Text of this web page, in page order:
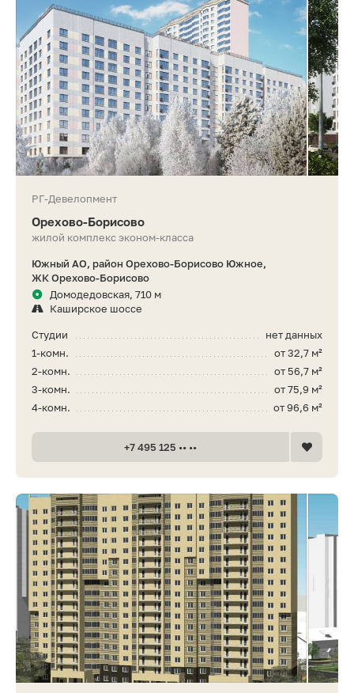
РГ-Девелопмент
Орехово-Борисово
жилой комплекс эконом-класса
Южный АО, район Орехово-Борисово Южное,
ЖК Орехово-Борисово
Домодедовская, 710 м
Каширское шоссе
нет данных
Студии
от 32,7 м²
1-комн.
от 56,7 м²
2-комн.
от 75,9 м²
3-комн.
от 96,6 м²
4-комн.
+7 495 125 •• ••